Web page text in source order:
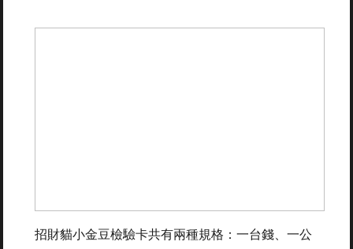
招財貓小金豆檢驗卡共有兩種規格：一台錢、一公